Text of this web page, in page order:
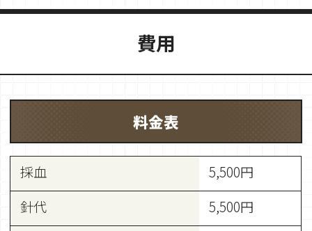
費用
料金表
採血
5,500円
針代
5,500円